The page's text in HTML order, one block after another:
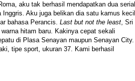
aku tak berhasil mendapatkan dua serial
Aku juga belikan dia satu kamus kecil
bahasa Perancis. Last but not the least, Sri
hitam baru. Kakinya cepat sekali
di Plasa Senayan maupun Senayan City.
tipe sport, ukuran 37. Kami berhasil